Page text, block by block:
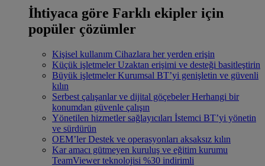
İhtiyaca göre Farklı ekipler için
popüler çözümler
Kişisel kullanım Cihazlara her yerden erişin
Küçük işletmeler Uzaktan erişimi ve desteği basitleştirin
Büyük işletmeler Kurumsal BT’yi genişletin ve güvenli
kılın
Serbest çalışanlar ve dijital göçebeler Herhangi bir
konumdan güvenle çalışın
Yönetilen hizmetler sağlayıcıları İstemci BT’yi yönetin
ve sürdürün
OEM’ler Destek ve operasyonları aksaksız kılın
Kar amacı gütmeyen kuruluş ve eğitim kurumu
TeamViewer teknolojisi %30 indirimli